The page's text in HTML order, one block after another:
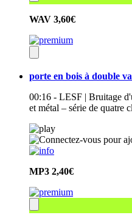
WAV 3,60€
porte en bois à double
00:16 - LESF | Bruitage
et métal – série de quatre
MP3 2,40€